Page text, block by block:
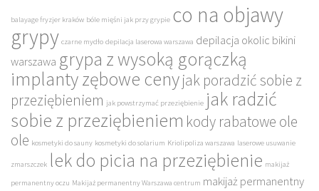
balayage fryzjer kraków bóle mięśni jak przy grypie co na objawy
grypy czarne mydło depilacja laserowa warszawa depilacja okolic bikini
warszawa grypa z wysoką gorączką
implanty zębowe cenyjak poradzić sobie z
przeziębieniem jak powstrzymać przeziębienie jak radzić
sobie z przeziębieniem kody rabatowe ole
ole kosmetyki do sauny kosmetyki do solarium Kriolipoliza warszawa laserowe usuwanie
zmarszczek lek do picia na przeziębienie makijaż
permanentny oczu Makijaż permanentny Warszawa centrum makijaż permanentny